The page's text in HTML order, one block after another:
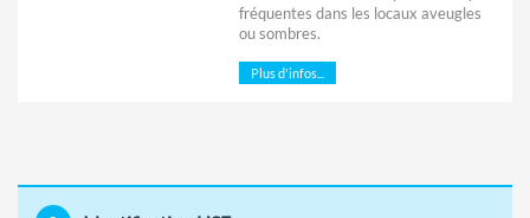
fréquentes dans les locaux aveugles
ou sombres.
Plus d'infos...